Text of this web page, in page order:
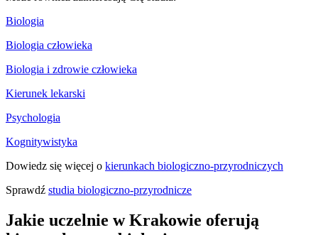
Biologia
Biologia człowieka
Biologia i zdrowie człowieka
Kierunek lekarski
Psychologia
Kognitywistyka
Dowiedz się więcej o kierunkach biologiczno-przyrodniczych
Sprawdź studia biologiczno-przyrodnicze
Jakie uczelnie w Krakowie oferują